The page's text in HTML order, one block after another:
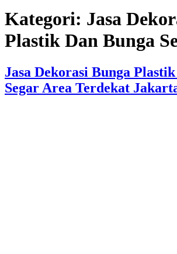
Kategori: Jasa
Plastik Dan Bunga
Jasa Dekorasi Bunga
Segar Area Terdekat